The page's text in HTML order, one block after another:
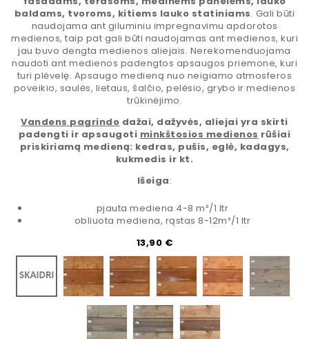
baldams, tvoroms, kitiems lauko statiniams. Gali būti
naudojama ant giluminiu impregnavimu apdorotos
medienos, taip pat gali būti naudojamas ant medienos, kuri
jau buvo dengta medienos aliejais. Nerekomenduojama
naudoti ant medienos padengtos apsaugos priemone, kuri
turi plėvelę. Apsaugo medieną nuo neigiamo atmosferos
poveikio, saulės, lietaus, šalčio, pelėsio, grybo ir medienos
trūkinėjimo.
Vandens pagrindo dažai, dažyvės, aliejai yra skirti
padengti ir apsaugoti minkštosios medienos rūšiai
priskiriamą medieną: kedras, pušis, eglė, kadagys,
kukmedis ir kt.
Išeiga:
pjauta mediena 4-8 m²/1 ltr
obliuota mediena, rąstas 8-12m²/1 ltr
Kaina
13,90 €
Bespalvis Fintex 5050Fintex 5052 Fintex 5053Fintex 5055 Fintex
Fintex 5068Fintex 5069Fintex 5074